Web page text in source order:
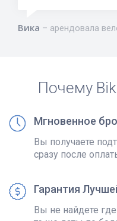
Вика арендовала
Почему
Мгновенное
Вы получаете
сразу после
Гарантия
Вы не найдете